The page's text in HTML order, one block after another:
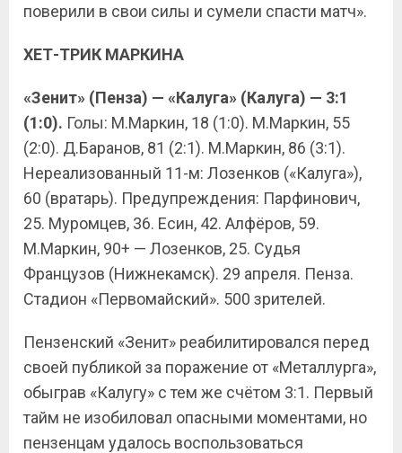
поверили в свои силы и сумели спасти матч».
ХЕТ-ТРИК МАРКИНА
«Зенит» (Пенза) — «Калуга» (Калуга) — 3:1
(1:0). Голы: М.Маркин, 18 (1:0). М.Маркин, 55
(2:0). Д.Баранов, 81 (2:1). М.Маркин, 86 (3:1).
Нереализованный 11-м: Лозенков («Калуга»),
60 (вратарь). Предупреждения: Парфинович,
25. Муромцев, 36. Есин, 42. Алфёров, 59.
М.Маркин, 90+ — Лозенков, 25. Судья
Французов (Нижнекамск). 29 апреля. Пенза.
Стадион «Первомайский». 500 зрителей.
Пензенский «Зенит» реабилитировался перед
своей публикой за поражение от «Металлурга»,
обыграв «Калугу» с тем же счётом 3:1. Первый
тайм не изобиловал опасными моментами, но
пензенцам удалось воспользоваться